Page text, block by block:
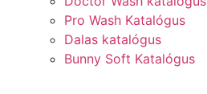
Pro Wash Katalógus
Dalas katalógus
Bunny Soft Katalógus